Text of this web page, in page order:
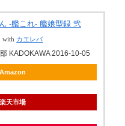
-艦これ- 艦娘型録 弐
with カエレバ
KADOKAWA 2016-10-05
Amazon
楽天市場